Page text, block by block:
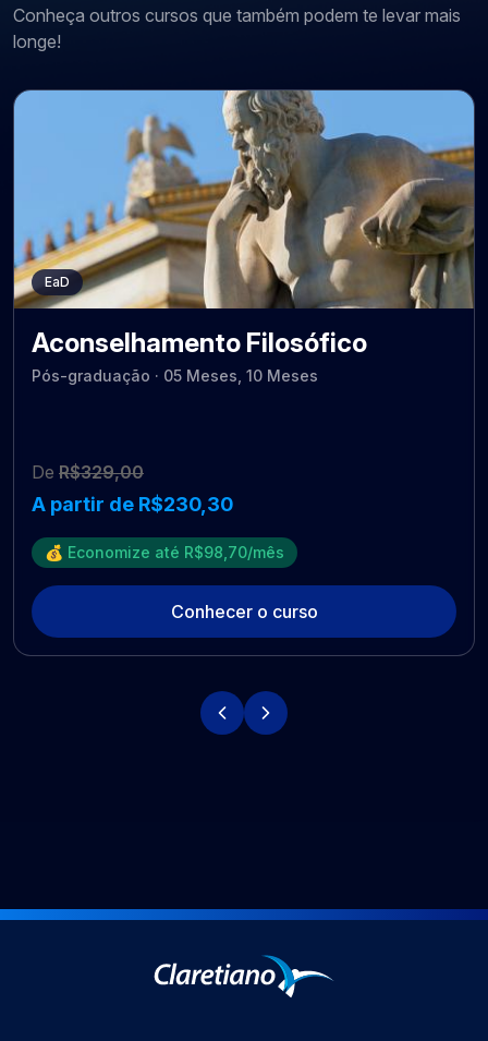
Conheça outros cursos que também podem te levar mais
longe!
EaD
Aconselhamento Filosófico
Pós-graduação · 05 Meses, 10 Meses
De R$329,00
A partir de R$230,30
💰 Economize até R$98,70/mês
Conhecer o curso